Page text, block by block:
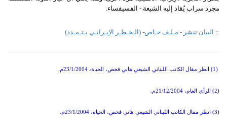
مجرد سراب يُقاد إليه الشيعة - الفسيفساء.
:: البيان تنشر - مـلـف خـاص- (الـخـطـر الإيـرانـي يـتـمـدد)
(1) انظر مقال الكاتب اللبناني الشيعي هاني فحص، الحياة، 23/1/2004م.
(2) الرأي العام، 21/12/2004م.
(3) انظر مقال الكاتب اللبناني الشيعي هاني فحص، الحياة، 23/1/2004م.